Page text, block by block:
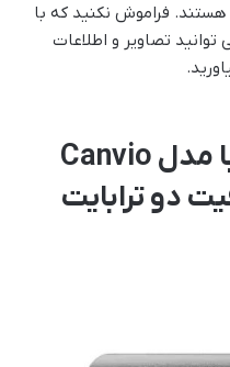
هستند. فراموش نکنید که با
تصاویر و اطلاعات
هارد اکسترنال توشیبا مدل Canvio